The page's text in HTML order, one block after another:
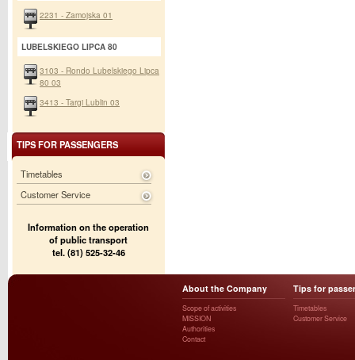
2231 - Zamojska 01
LUBELSKIEGO LIPCA 80
3103 - Rondo Lubelskiego Lipca
80 03
3413 - Targi Lublin 03
TIPS FOR PASSENGERS
Timetables
Customer Service
Information on the operation
of public transport
tel. (81) 525-32-46
About the Company
Scope of activities
MISSION
Authorities
Contact
Tips for
Timetables
Customer Service